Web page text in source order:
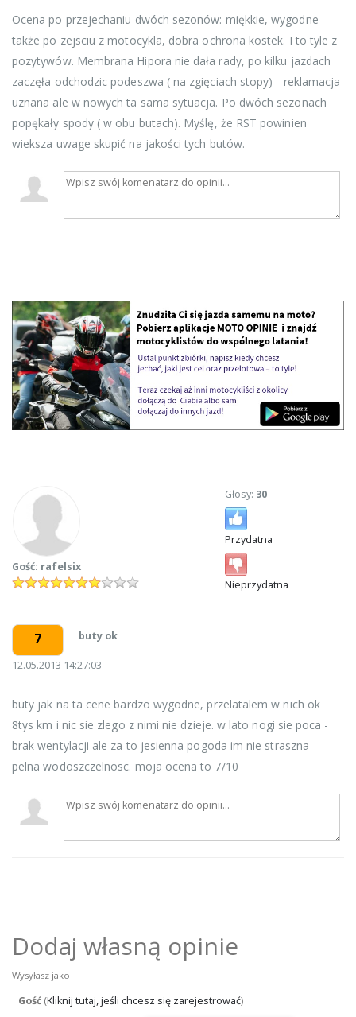
Ocena po przejechaniu dwóch sezonów: miękkie, wygodne
także po zejsciu z motocykla, dobra ochrona kostek. I to tyle z
pozytywów. Membrana Hipora nie dała rady, po kilku jazdach
zaczęła odchodzic podeszwa ( na zgięciach stopy) - reklamacja
uznana ale w nowych ta sama sytuacja. Po dwóch sezonach
popękały spody ( w obu butach). Myślę, że RST powinien
wieksza uwage skupić na jakości tych butów.
Gość: rafelsix
Głosy: 30
Przydatna
Nieprzydatna
7 buty ok
12.05.2013 14:27:03
buty jak na ta cene bardzo wygodne, przelatalem w nich ok
8tys km i nic sie zlego z nimi nie dzieje. w lato nogi sie poca -
brak wentylacji ale za to jesienna pogoda im nie straszna -
pelna wodoszczelnosc. moja ocena to 7/10
Dodaj własną opinie
Wysyłasz jako
Gość (Kliknij tutaj, jeśli chcesz się zarejestrować)